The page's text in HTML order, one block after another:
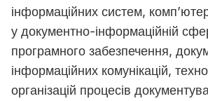
інформаційних систем,
у документно-інформаційній
програмного забезпечення,
інформаційних комунікацій,
організацій процесів